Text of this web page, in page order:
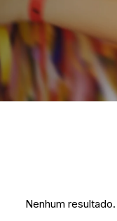
Nenhum